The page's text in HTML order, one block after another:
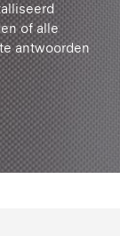
of alle
antwoorden